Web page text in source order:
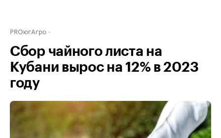
PROюгАгро
Сбор чайного листа на
Кубани вырос на 12% в 2023
году